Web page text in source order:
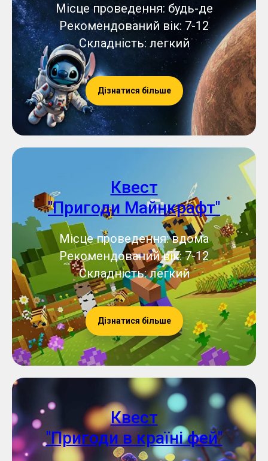
Місце проведення: будь-де
Рекомендований вік: 7-12
Складність: легкий
Дізнатися більше
Квест
"Пригоди Майнкрафт"
Місце проведення: вдома
Рекомендований вік: 7-12
Складність: легкий
Дізнатися більше
Квест
"Пригоди в країні фей"